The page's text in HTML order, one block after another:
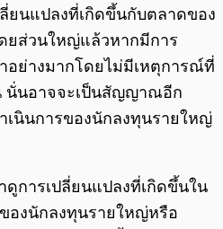
ยนแปลงที่เกิดขึ้นกับตลาดของ
ยส่วนใหญ่แล้วหากมีการ
อย่างมากโดยไม่มีเหตุการณ์ที่
นั่นอาจจะเป็นสัญญาณอีก
เนินการของนักลงทุนรายใหญ่
ดูการเปลี่ยนแปลงที่เกิดขึ้นใน
องนักลงทุนรายใหญ่หรือ